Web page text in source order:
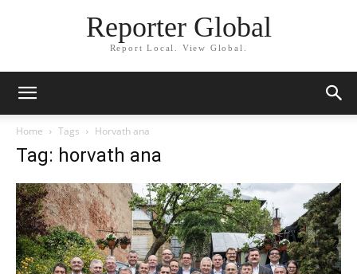
Reporter Global
Report Local. View Global.
Home Tags Horvath ana
Tag: horvath ana